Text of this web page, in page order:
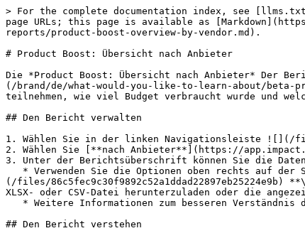
> For the complete documentation index, see
page URLs; this page is available as
reports/product-boost-overview-by-vendor.md).
# Product Boost: Übersicht nach Anbieter
Die *Product Boost: Übersicht nach Anbieter* Der
(/brand/de/what-would-you-like-to-learn-about/beta-
teilnehmen, wie viel Budget verbraucht wurde und
## Den Bericht verwalten
1. Wählen Sie in der linken Navigationsleiste ![](/
2. Wählen Sie [**nach Anbieter**](https://
3. Unter der Berichtsüberschrift können Sie die
(/files/
XLSX- oder CSV-Datei herunterzuladen oder die
## Den Bericht verstehen